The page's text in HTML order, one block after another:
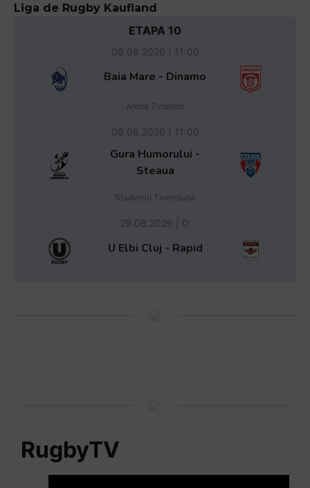
Liga de Rugby Kaufland
ETAPA 10
08.08.2026 | 11:00
Baia Mare - Dinamo
Arena Zimbrilor
08.08.2026 | 11:00
Gura Humorului -
Steaua
Stadionul Tineretului
29.08.2026 | 0:
U Elbi Cluj - Rapid
RugbyTV